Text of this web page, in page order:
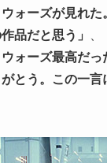
ォーズが見れた
品だと思う」 、
ウォーズ最高だ
とう。この一言